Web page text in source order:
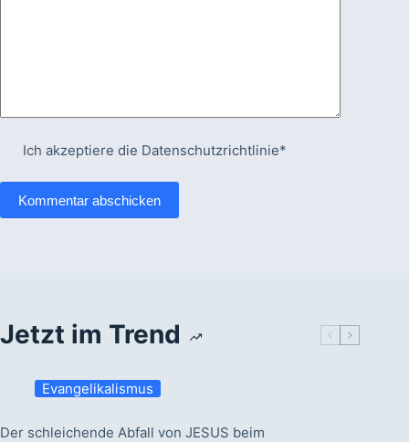
Ich akzeptiere die Datenschutzrichtlinie*
Kommentar abschicken
Jetzt im Trend
Evangelikalismus
Der schleichende Abfall von JESUS beim